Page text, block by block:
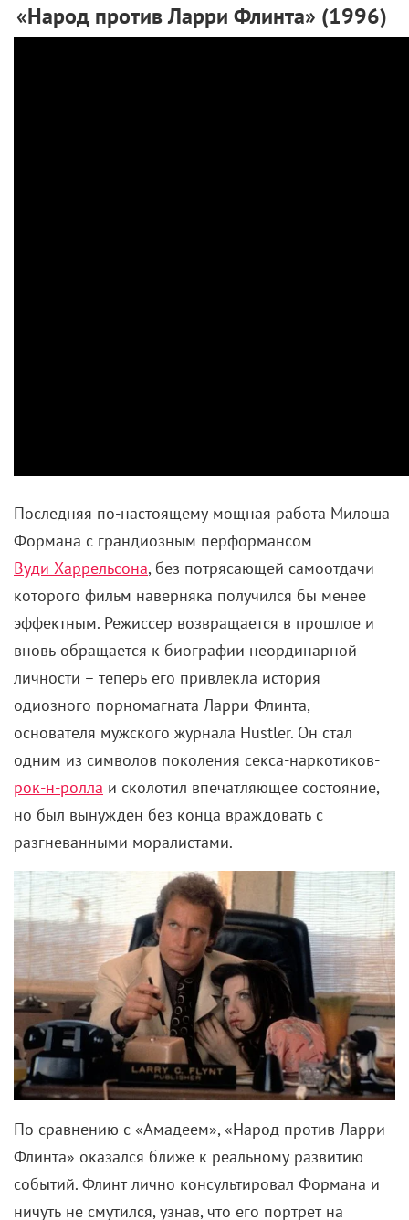
«Народ против Ларри Флинта» (1996)
Последняя по-настоящему мощная работа Милоша
Формана с грандиозным перформансом
Вуди Харрельсона, без потрясающей самоотдачи
которого фильм наверняка получился бы менее
эффектным. Режиссер возвращается в прошлое и
вновь обращается к биографии неординарной
личности – теперь его привлекла история
одиозного порномагната Ларри Флинта,
основателя мужского журнала Hustler. Он стал
одним из символов поколения секса-наркотиков-
рок-н-ролла и сколотил впечатляющее состояние,
но был вынужден без конца враждовать с
разгневанными моралистами.
По сравнению с «Амадеем», «Народ против Ларри
Флинта» оказался ближе к реальному развитию
событий. Флинт лично консультировал Формана и
ничуть не смутился, узнав, что его портрет на